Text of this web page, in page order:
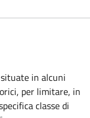
in alcuni
per limitare, in
classe di